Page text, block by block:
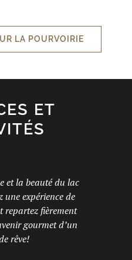
LA POURVOIRIE
ET
et la beauté du lac
une expérience de
repartez fièrement
gourmet d’un
rêve!